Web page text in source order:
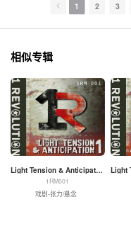
1 2 3
相似专辑
Light Tension & Anticipation 1
1RM001
戏剧-张力/悬念